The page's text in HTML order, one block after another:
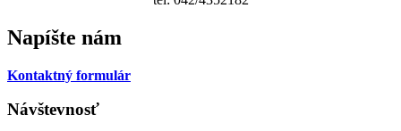
Napíšte nám
Kontaktný formulár
Návštevnosť